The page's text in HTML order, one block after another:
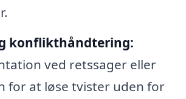
konflikthåndtering:
ved retssager eller
for at løse tvister uden for